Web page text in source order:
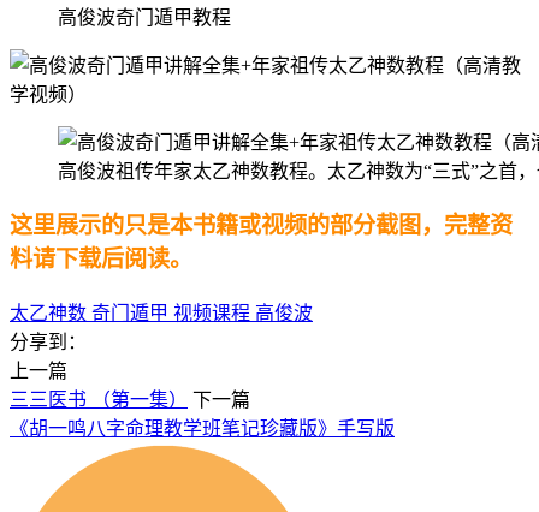
高俊波奇门遁甲教程
高俊波祖传年家太乙神数教程。太乙神数为“三式”之首
这里展示的只是本书籍或视频的部分截图，完整资
料请下载后阅读。
太乙神数 奇门遁甲 视频课程 高俊波
分享到：
上一篇
三三医书 （第一集）
下一篇
《胡一鸣八字命理教学班笔记珍藏版》手写版